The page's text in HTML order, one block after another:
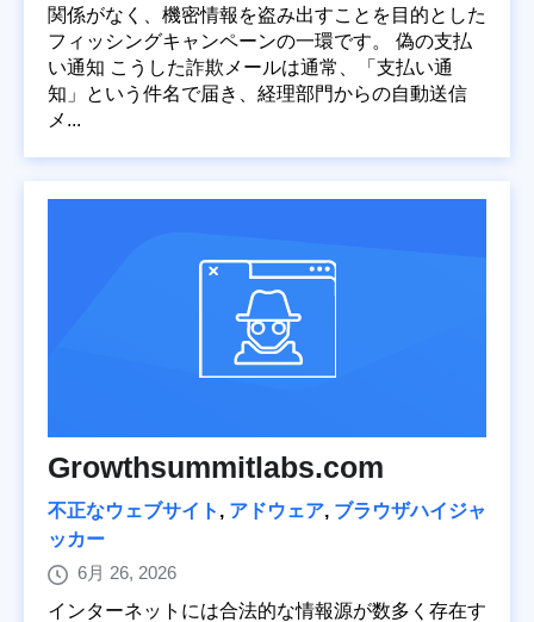
関係がなく、機密情報を盗み出すことを目的とした
フィッシングキャンペーンの一環です。 偽の支払
い通知 こうした詐欺メールは通常、「支払い通
知」という件名で届き、経理部門からの自動送信
メ...
Growthsummitlabs.com
不正なウェブサイト , アドウェア, ブラウザハイジャ
ッカー
6月 26, 2026
インターネットには合法的な情報源が数多く存在す